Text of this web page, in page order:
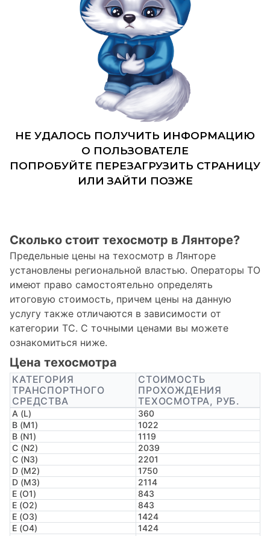
Сколько стоит техосмотр в Лянторе?
Предельные цены на техосмотр в Лянторе
установлены региональной властью. Операторы ТО
имеют право самостоятельно определять
итоговую стоимость, причем цены на данную
услугу также отличаются в зависимости от
категории ТС. С точными ценами вы можете
ознакомиться ниже.
Цена техосмотра
КАТЕГОРИЯ
ТРАНСПОРТНОГО
СРЕДСТВА
СТОИМОСТЬ
ПРОХОЖДЕНИЯ
ТЕХОСМОТРА, РУБ.
A (L)
360
B (M1)
1022
B (N1)
1119
C (N2)
2039
C (N3)
2201
D (M2)
1750
D (M3)
2114
E (O1)
843
E (O2)
843
E (O3)
1424
E (O4)
1424